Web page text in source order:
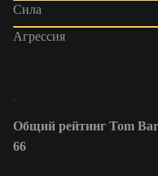
Сила
Агрессия
Общий рейтинг Tom
66